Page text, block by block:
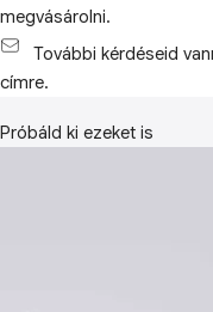
megvásárolni.
További kérdéseid
címre.
Próbáld ki ezeket is